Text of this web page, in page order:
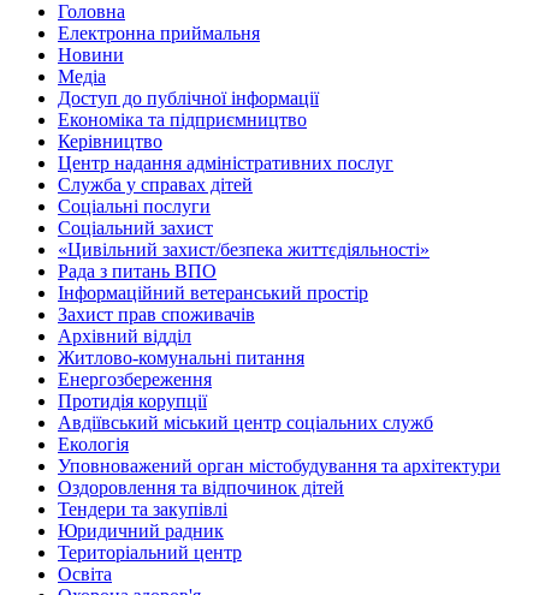
Головна
Електронна приймальня
Новини
Медіа
Доступ до публічної інформації
Економіка та підприємництво
Керівництво
Центр надання адміністративних послуг
Служба у справах дітей
Соціальні послуги
Соціальний захист
«Цивільний захист/безпека життєдіяльності»
Рада з питань ВПО
Інформаційний ветеранський простір
Захист прав споживачів
Архівний відділ
Житлово-комунальні питання
Енергозбереження
Протидія корупції
Авдіївський міський центр соціальних служб
Екологія
Уповноважений орган містобудування та архітектури
Оздоровлення та відпочинок дітей
Тендери та закупівлі
Юридичний радник
Територіальний центр
Освіта